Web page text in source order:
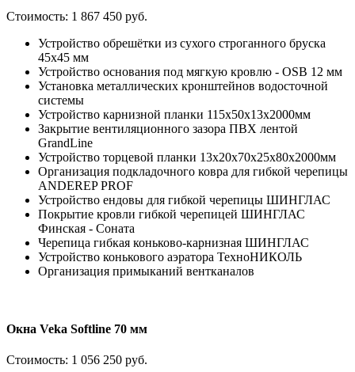
Стоимость: 1 867 450 руб.
Устройство обрешётки из сухого строганного бруска
45х45 мм
Устройство основания под мягкую кровлю - OSB 12 мм
Установка металлических кронштейнов водосточной
системы
Устройство карнизной планки 115x50x13х2000мм
Закрытие вентиляционного зазора ПВХ лентой
GrandLine
Устройство торцевой планки 13x20x70x25x80х2000мм
Организация подкладочного ковра для гибкой черепицы
ANDEREP PROF
Устройство ендовы для гибкой черепицы ШИНГЛАС
Покрытие кровли гибкой черепицей ШИНГЛАС
Финская - Соната
Черепица гибкая коньково-карнизная ШИНГЛАС
Устройство конькового аэратора ТехноНИКОЛЬ
Организация примыканий вентканалов
Окна Veka Softline 70 мм
Стоимость: 1 056 250 руб.